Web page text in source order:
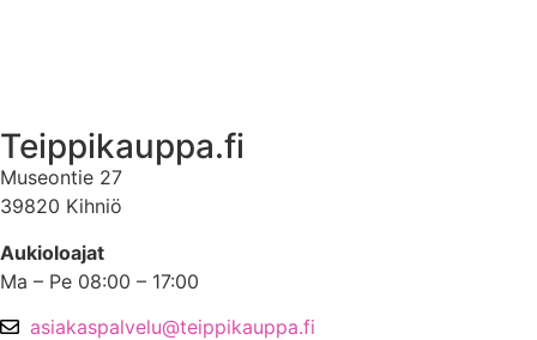
Teippikauppa.fi
Museontie 27
39820 Kihniö
Aukioloajat
Ma – Pe 08:00 – 17:00
asiakaspalvelu@teippikauppa.fi